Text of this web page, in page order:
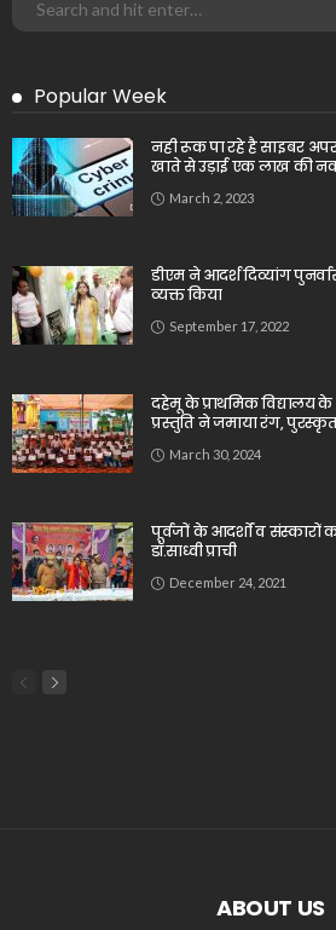
Popular Week
नही रूक पा रहे है साइबर
खाते से उड़ाई एक लाख की
March 2, 2023
डीएम ने आदर्श दिव्यांग
व्यक्त किया
September 17, 2022
दहेमू के प्राथमिक विद्यालय के
प्रस्तुति ने जमाया रंग,
March 30, 2024
पूर्वजों के आदर्शों व संस्कारों
डॉ.साध्वी प्राची
December 24, 2021
ABOUT US